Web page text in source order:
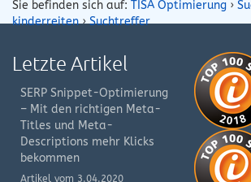
Sie befinden sich auf: TISA Optimierung ›
kinderreiten›Suchtreffer
Letzte Artikel
SERP Snippet-Optimierung
– Mit den richtigen Meta-
Titles und Meta-
Descriptions mehr Klicks
bekommen
Artikel vom 3.04.2020